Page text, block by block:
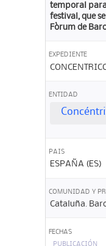
temporal
festival, que
Fòrum de
EXPEDIENTE
ENTIDAD
PAIS
ESPAÑA (ES)
COMUNIDAD Y
Cataluña.
FECHAS
PUBLICACIÓN